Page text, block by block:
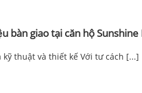
bàn giao tại căn hộ Sunshine
thuật và thiết kế Với tư cách [...]